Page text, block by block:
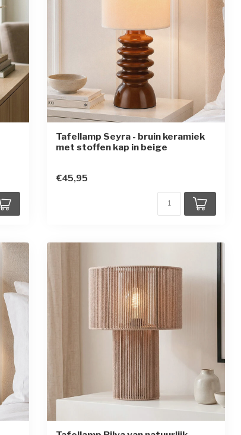
Tafellamp Seyra - bruin keramiek
met stoffen kap in beige
€45,95